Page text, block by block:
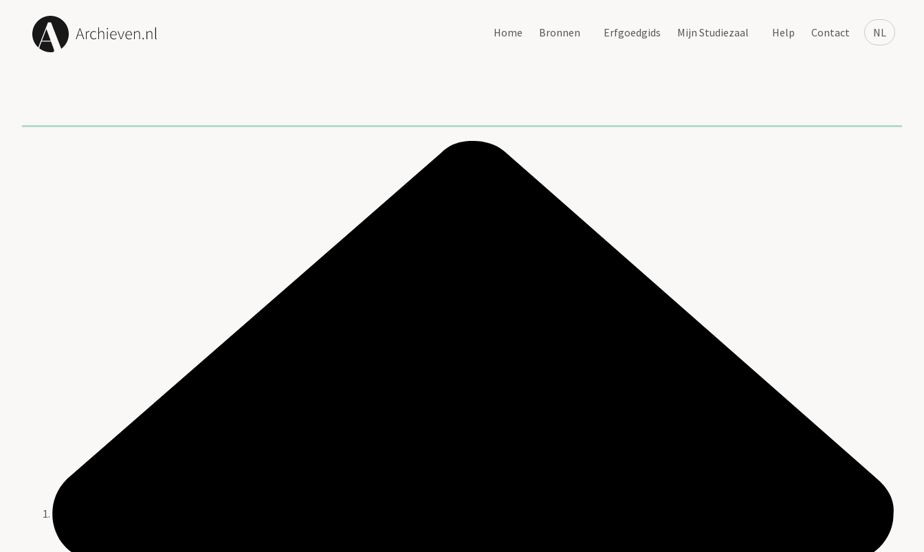
NL
Home Bronnen Erfgoedgids Mijn Studiezaal Help Contact